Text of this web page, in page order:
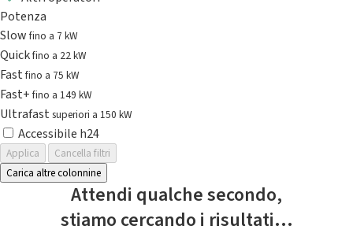
Potenza
Slowfino a 7 kW
Quickfino a 22 kW
Fastfino a 75 kW
Fast+fino a 149 kW
Ultrafast superiori a 150 kW
Accessibile h24
Applica
Cancella filtri
Carica altre colonnine
Attendi qualche secondo,
stiamo cercando i risultati...